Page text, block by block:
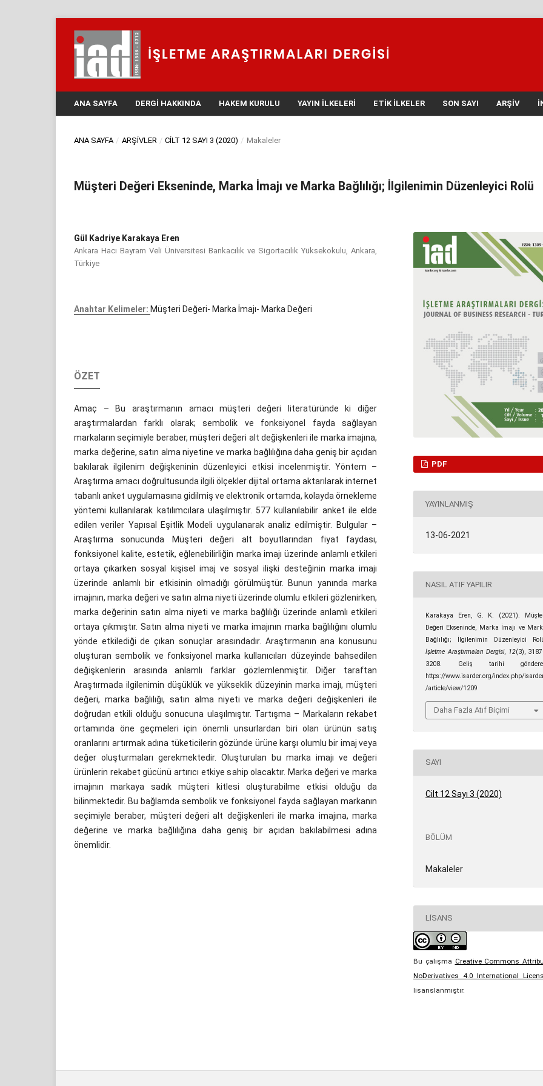
ANA SAYFA DERGI HAKKINDA HAKEM KURULU YAYIN İLKELERI ETIK İLKELER SON SAYI ARŞIV
ANA SAYFA / ARŞIVLER / CILT 12 SAYI 3 (2020) / Makaleler
Müşteri Değeri Ekseninde, Marka İmajı ve Marka Bağlılığı; İlgilenimin Düzenleyici Rolü
Gül Kadriye Karakaya Eren
Ankara Hacı Bayram Veli Üniversitesi Bankacılık ve Sigortacılık Yüksekokulu, Ankara,
Türkiye
Anahtar Kelimeler: Müşteri Değeri- Marka İmajı- Marka Değeri
ÖZET
Amaç – Bu araştırmanın amacı müşteri değeri literatüründe ki diğer
araştırmalardan farklı olarak; sembolik ve fonksiyonel fayda sağlayan
markaların seçimiyle beraber, müşteri değeri alt değişkenleri ile marka imajına,
marka değerine, satın alma niyetine ve marka bağlılığına daha geniş bir açıdan
bakılarak ilgilenim değişkeninin düzenleyici etkisi incelenmiştir. Yöntem –
Araştırma amacı doğrultusunda ilgili ölçekler dijital ortama aktarılarak internet
tabanlı anket uygulamasına gidilmiş ve elektronik ortamda, kolayda örnekleme
yöntemi kullanılarak katılımcılara ulaşılmıştır. 577 kullanılabilir anket ile elde
edilen veriler Yapısal Eşitlik Modeli uygulanarak analiz edilmiştir. Bulgular –
Araştırma sonucunda Müşteri değeri alt boyutlarından fiyat faydası,
fonksiyonel kalite, estetik, eğlenebilirliğin marka imajı üzerinde anlamlı etkileri
ortaya çıkarken sosyal kişisel imaj ve sosyal ilişki desteğinin marka imajı
üzerinde anlamlı bir etkisinin olmadığı görülmüştür. Bunun yanında marka
imajının, marka değeri ve satın alma niyeti üzerinde olumlu etkileri gözlenirken,
marka değerinin satın alma niyeti ve marka bağlılığı üzerinde anlamlı etkileri
ortaya çıkmıştır. Satın alma niyeti ve marka imajının marka bağlılığını olumlu
yönde etkilediği de çıkan sonuçlar arasındadır. Araştırmanın ana konusunu
oluşturan sembolik ve fonksiyonel marka kullanıcıları düzeyinde bahsedilen
değişkenlerin arasında anlamlı farklar gözlemlenmiştir. Diğer taraftan
Araştırmada ilgilenimin düşüklük ve yükseklik düzeyinin marka imajı, müşteri
değeri, marka bağlılığı, satın alma niyeti ve marka değeri değişkenleri ile
doğrudan etkili olduğu sonucuna ulaşılmıştır. Tartışma – Markaların rekabet
ortamında öne geçmeleri için önemli unsurlardan biri olan ürünün satış
oranlarını artırmak adına tüketicilerin gözünde ürüne karşı olumlu bir imaj veya
değer oluşturmaları gerekmektedir. Oluşturulan bu marka imajı ve değeri
ürünlerin rekabet gücünü artırıcı etkiye sahip olacaktır. Marka değeri ve marka
imajının markaya sadık müşteri kitlesi oluşturabilme etkisi olduğu da
bilinmektedir. Bu bağlamda sembolik ve fonksiyonel fayda sağlayan markanın
seçimiyle beraber, müşteri değeri alt değişkenleri ile marka imajına, marka
değerine ve marka bağlılığına daha geniş bir açıdan bakılabilmesi adına
önemlidir.
PDF
YAYINLANMIŞ
13-06-2021
NASIL ATIF YAPILIR
Karakaya Eren, G. K. (2021).
Değeri Ekseninde, Marka İmajı ve
Bağlılığı; İlgilenimin Düzenleyici
İşletme Araştırmaları Dergisi, 12(3),
3208. Geliş tarihi
https://www.isarder.org/index.php/
/article/view/1209
Daha Fazla Atıf Biçimi
SAYI
Cilt 12 Sayı 3 (2020)
BÖLÜM
Makaleler
LISANS
Bu çalışma Creative Commons
NoDerivatives 4.0 International
lisanslanmıştır.